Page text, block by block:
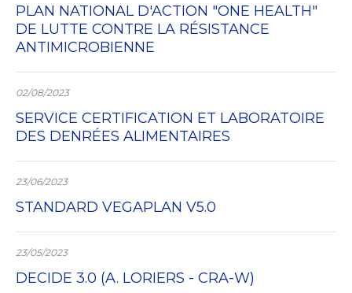
PLAN NATIONAL D'ACTION "ONE HEALTH"
DE LUTTE CONTRE LA RÉSISTANCE
ANTIMICROBIENNE
02/08/2023
SERVICE CERTIFICATION ET LABORATOIRE
DES DENRÉES ALIMENTAIRES
23/06/2023
STANDARD VEGAPLAN V5.0
23/05/2023
DECIDE 3.0 (A. LORIERS - CRA-W)